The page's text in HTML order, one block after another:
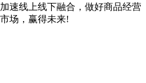
速线上线下融合，做好商品经营
场，赢得未来!